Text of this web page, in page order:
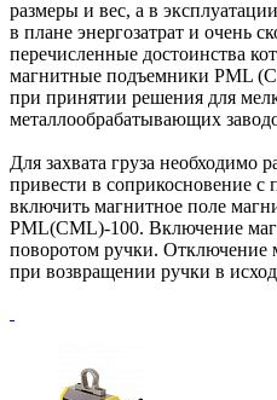
размеры и вес, а в
в плане энергозатрат и очень
перечисленные достоинства
магнитные подъемники PML
при принятии решения для
металлообрабатывающих
Для захвата груза необходимо
привести в соприкосновение с
включить магнитное поле
PML(CML)-100. Включение
поворотом ручки. Отключение
при возвращении ручки в